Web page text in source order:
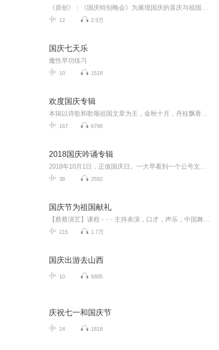
12 2.9万
国庆七天乐
魔性早功练习
10 1518
欢度国庆专辑
167 6788
2018国庆吟诵专辑
38 2592
国庆节为祖国献礼
215 1.7万
国庆出游去山西
10 5805
庆祝七一和国庆节
24 1818